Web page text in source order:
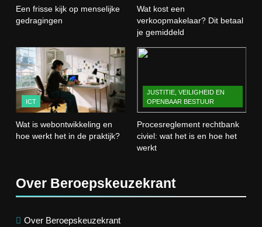
HANDEL EN DIENSTVERLENING
3
Wat is webontwikkeling en hoe
werkt het in de praktijk?
ICT
4
Procesreglement rechtbank civiel:
wat het is en hoe het werkt
Wat is veeteelt? Alles over het
Een frisse kijk op menselijke
gedragingen
Wat kost een
verkoopmakelaar? Dit betaal
je gemiddeld
ICT
Wat is webontwikkeling en
hoe werkt het in de praktijk?
JUSTITIE, VEILIGHEID EN
OPENBAAR BESTUUR
Procesreglement rechtbank
civiel: wat het is en hoe het
werkt
Over Beroepskeuzekrant
Over Beroepskeuzekrant